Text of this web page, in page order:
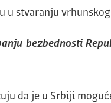
u stvaranju
bezbednosti
da je u Srbiji